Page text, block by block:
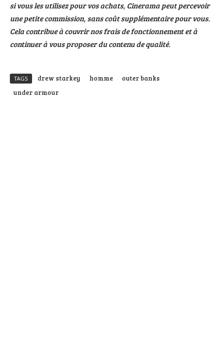
si vous les utilisez pour vos achats, Cinerama peut percevoir
une petite commission, sans coût supplémentaire pour vous.
Cela contribue à couvrir nos frais de fonctionnement et à
continuer à vous proposer du contenu de qualité.
TAGS drew starkey homme
outer banks
under armour